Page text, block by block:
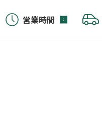
営業時間